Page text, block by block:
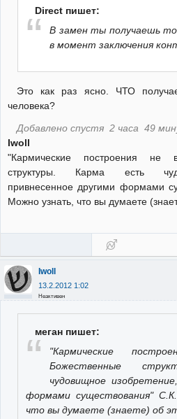
Direct пишет:
В замен ты получаешь
в момент заключения
Это как раз ясно. ЧТО
человека?
Добавлено спустя 2 часа 49
Iwoll
"Кармические построения не
структуры. Карма есть
привнесенное другими формами
Можно узнать, что вы думаете
Iwoll
13.2.2012 1:02
Неактивен
меган пишет:
"Кармические
Божественные
чудовищное
формами существования"
что вы думаете (знаете) об